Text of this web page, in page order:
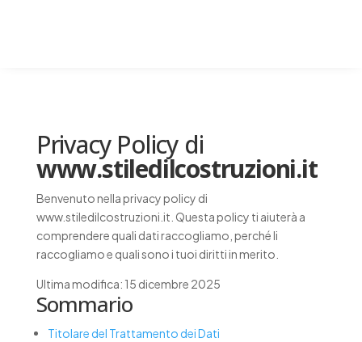
Privacy Policy di
www.stiledilcostruzioni.it
Benvenuto nella privacy policy di
www.stiledilcostruzioni.it. Questa policy ti aiuterà a
comprendere quali dati raccogliamo, perché li
raccogliamo e quali sono i tuoi diritti in merito.
Ultima modifica: 15 dicembre 2025
Sommario
Titolare del Trattamento dei Dati